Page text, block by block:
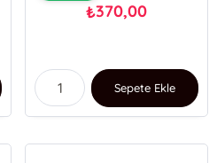
₺370,00
Sepete Ekle